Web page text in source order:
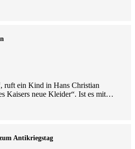
ruft ein Kind in Hans Christian
Kaisers neue Kleider“. Ist es mit…
Antikriegstag